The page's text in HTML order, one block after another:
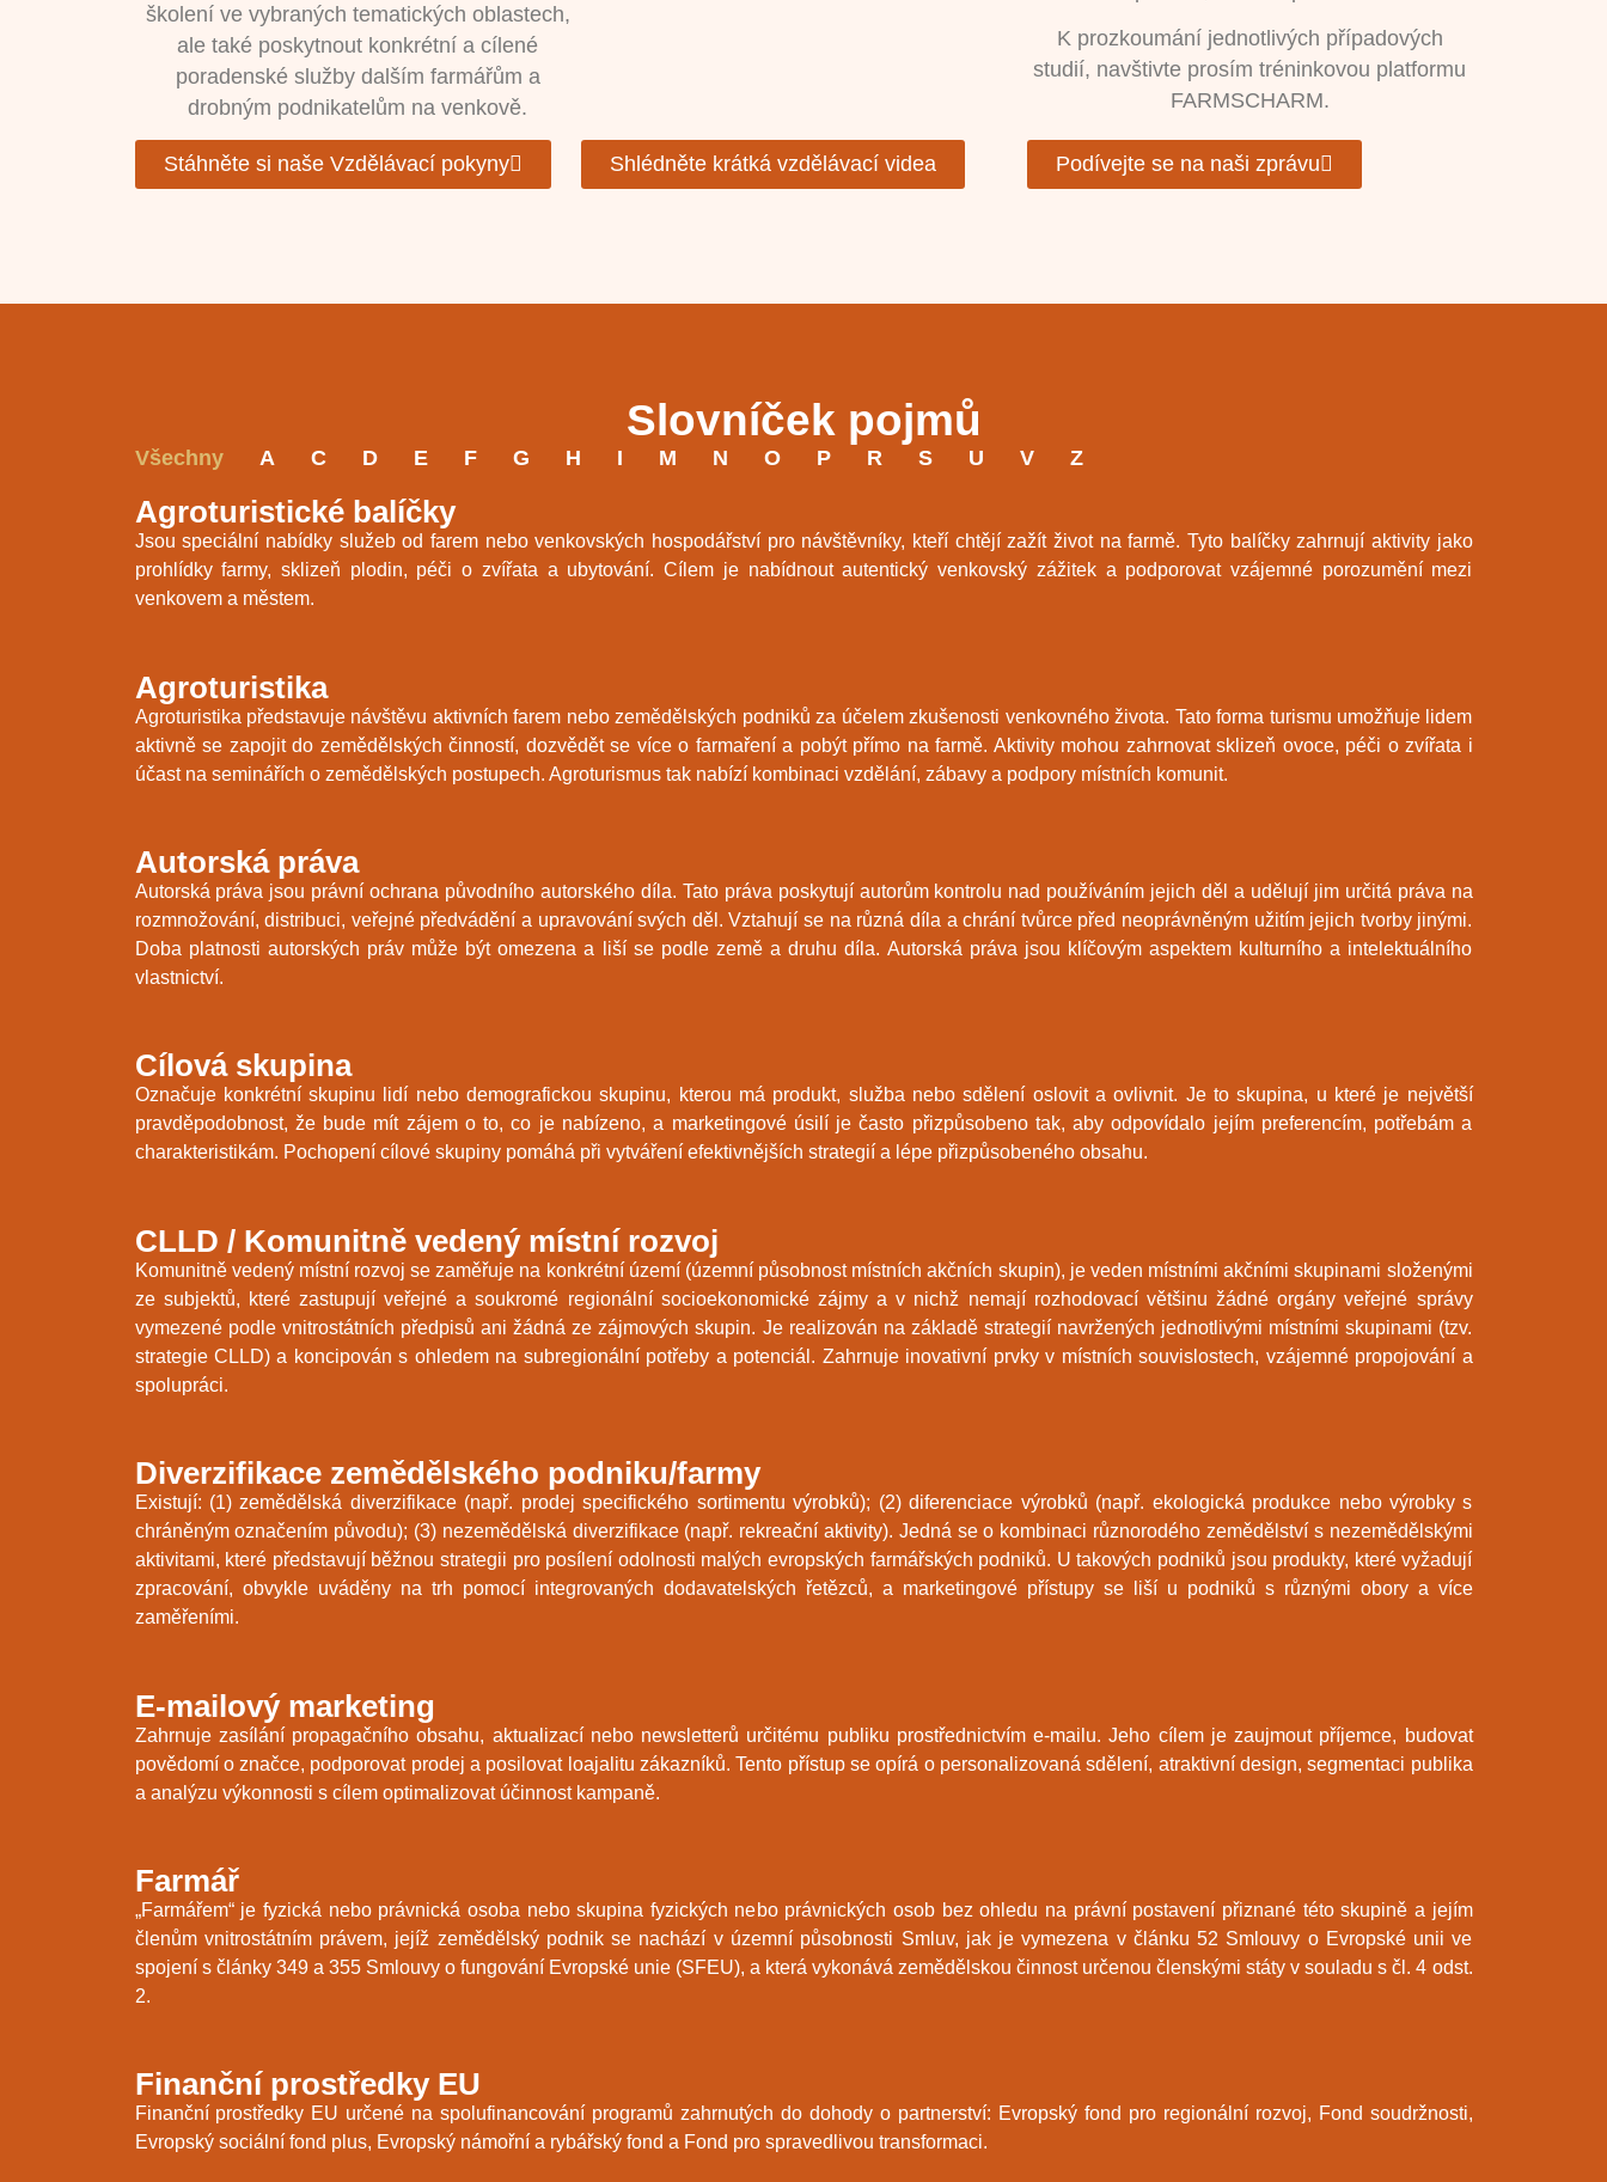
školení ve vybraných tematických oblastech,
ale také poskytnout konkrétní a cílené
poradenské služby dalším farmářům a
drobným podnikatelům na venkově.
Stáhněte si naše Vzdělávací pokyny Shlédněte krátká vzdělávací videa
K prozkoumání jednotlivých případových
studií, navštivte prosím tréninkovou platformu
FARMSCHARM.
Podívejte se na naši zprávu
Slovníček pojmů
Všechny A C D E F G H I M N O P R S U V Z
Agroturistické balíčky
Jsou speciální nabídky služeb od farem nebo venkovských hospodářství pro návštěvníky, kteří chtějí zažít život na farmě. Tyto balíčky zahrnují aktivity jako
prohlídky farmy, sklizeň plodin, péči o zvířata a ubytování. Cílem je nabídnout autentický venkovský zážitek a podporovat vzájemné porozumění mezi
venkovem a městem.
Agroturistika
Agroturistika představuje návštěvu aktivních farem nebo zemědělských podniků za účelem zkušenosti venkovného života. Tato forma turismu umožňuje lidem
aktivně se zapojit do zemědělských činností, dozvědět se více o farmaření a pobýt přímo na farmě. Aktivity mohou zahrnovat sklizeň ovoce, péči o zvířata i
účast na seminářích o zemědělských postupech. Agroturismus tak nabízí kombinaci vzdělání, zábavy a podpory místních komunit.
Autorská práva
Autorská práva jsou právní ochrana původního autorského díla. Tato práva poskytují autorům kontrolu nad používáním jejich děl a udělují jim určitá práva na
rozmnožování, distribuci, veřejné předvádění a upravování svých děl. Vztahují se na různá díla a chrání tvůrce před neoprávněným užitím jejich tvorby jinými.
Doba platnosti autorských práv může být omezena a liší se podle země a druhu díla. Autorská práva jsou klíčovým aspektem kulturního a intelektuálního
vlastnictví.
Cílová skupina
Označuje konkrétní skupinu lidí nebo demografickou skupinu, kterou má produkt, služba nebo sdělení oslovit a ovlivnit. Je to skupina, u které je největší
pravděpodobnost, že bude mít zájem o to, co je nabízeno, a marketingové úsilí je často přizpůsobeno tak, aby odpovídalo jejím preferencím, potřebám a
charakteristikám. Pochopení cílové skupiny pomáhá při vytváření efektivnějších strategií a lépe přizpůsobeného obsahu.
CLLD / Komunitně vedený místní rozvoj
Komunitně vedený místní rozvoj se zaměřuje na konkrétní území (územní působnost místních akčních skupin), je veden místními akčními skupinami složenými
ze subjektů, které zastupují veřejné a soukromé regionální socioekonomické zájmy a v nichž nemají rozhodovací většinu žádné orgány veřejné správy
vymezené podle vnitrostátních předpisů ani žádná ze zájmových skupin. Je realizován na základě strategií navržených jednotlivými místními skupinami (tzv.
strategie CLLD) a koncipován s ohledem na subregionální potřeby a potenciál. Zahrnuje inovativní prvky v místních souvislostech, vzájemné propojování a
spolupráci.
Diverzifikace zemědělského podniku/farmy
Existují: (1) zemědělská diverzifikace (např. prodej specifického sortimentu výrobků); (2) diferenciace výrobků (např. ekologická produkce nebo výrobky s
chráněným označením původu); (3) nezemědělská diverzifikace (např. rekreační aktivity). Jedná se o kombinaci různorodého zemědělství s nezemědělskými
aktivitami, které představují běžnou strategii pro posílení odolnosti malých evropských farmářských podniků. U takových podniků jsou produkty, které vyžadují
zpracování, obvykle uváděny na trh pomocí integrovaných dodavatelských řetězců, a marketingové přístupy se liší u podniků s různými obory a více
zaměřeními.
E-mailový marketing
Zahrnuje zasílání propagačního obsahu, aktualizací nebo newsletterů určitému publiku prostřednictvím e-mailu. Jeho cílem je zaujmout příjemce, budovat
povědomí o značce, podporovat prodej a posilovat loajalitu zákazníků. Tento přístup se opírá o personalizovaná sdělení, atraktivní design, segmentaci publika
a analýzu výkonnosti s cílem optimalizovat účinnost kampaně.
Farmář
„Farmářem“ je fyzická nebo právnická osoba nebo skupina fyzických nebo právnických osob bez ohledu na právní postavení přiznané této skupině a jejím
členům vnitrostátním právem, jejíž zemědělský podnik se nachází v územní působnosti Smluv, jak je vymezena v článku 52 Smlouvy o Evropské unii ve
spojení s články 349 a 355 Smlouvy o fungování Evropské unie (SFEU), a která vykonává zemědělskou činnost určenou členskými státy v souladu s čl. 4 odst.
2.
Finanční prostředky EU
Finanční prostředky EU určené na spolufinancování programů zahrnutých do dohody o partnerství: Evropský fond pro regionální rozvoj, Fond soudržnosti,
Evropský sociální fond plus, Evropský námořní a rybářský fond a Fond pro spravedlivou transformaci.